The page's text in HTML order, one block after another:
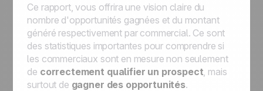
Ce rapport, vous offrira une vision claire du
nombre d'opportunités gagnées et du montant
généré respectivement par commercial. Ce sont
des statistiques importantes pour comprendre si
les commerciaux sont en mesure non seulement
de correctement qualifier un prospect , mais
surtout de gagner des opportunités.